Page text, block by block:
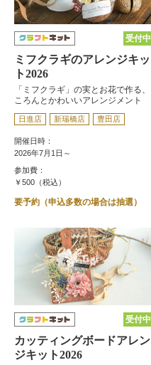
受付中
ミフクラギのアレンジキッ
ト2026
「ミフクラギ」の実とお花で作る、
ころんとかわいいアレンジメント
日進店 新瑞橋店 豊田店
開催日時：
2026年7月1日～
参加費：
￥500（税込）
要予約（申込多数の場合は抽選）
受付中
カッティングボードアレン
ジキット2026